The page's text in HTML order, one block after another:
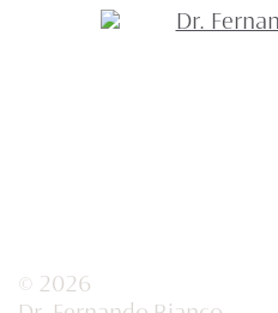
© 2026